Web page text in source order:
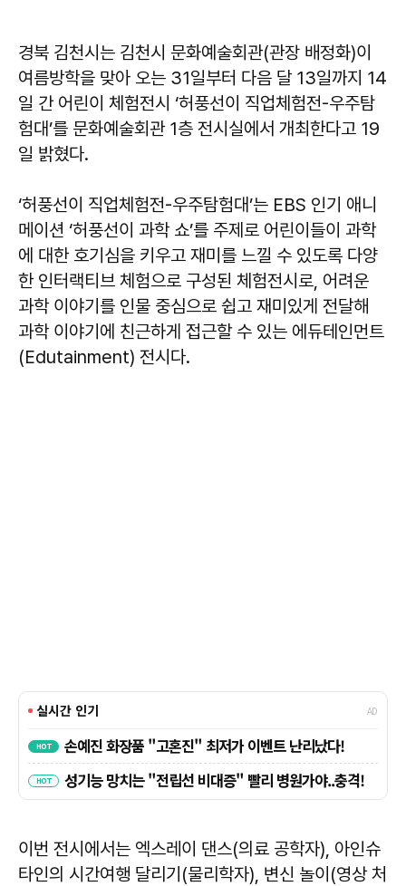
경북 김천시는 김천시 문화예술회관(관장 배정화)이
여름방학을 맞아 오는 31일부터 다음 달 13일까지 14
일 간 어린이 체험전시 ‘허풍선이 직업체험전-우주탐
험대’를 문화예술회관 1층 전시실에서 개최한다고 19
일 밝혔다.
‘허풍선이 직업체험전-우주탐험대’는 EBS 인기 애니
메이션 ‘허풍선이 과학 쇼’를 주제로 어린이들이 과학
에 대한 호기심을 키우고 재미를 느낄 수 있도록 다양
한 인터랙티브 체험으로 구성된 체험전시로, 어려운
과학 이야기를 인물 중심으로 쉽고 재미있게 전달해
과학 이야기에 친근하게 접근할 수 있는 에듀테인먼트
(Edutainment) 전시다.
이번 전시에서는 엑스레이 댄스(의료 공학자), 아인슈
타인의 시간여행 달리기(물리학자), 변신 놀이(영상 처